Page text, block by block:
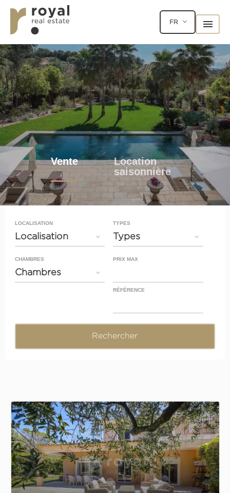
FR
Vente
Location
saisonnière
LOCALISATION
Localisation
TYPES
Types
CHAMBRES
Chambres
PRIX MAX
RÉFÉRENCE
Rechercher